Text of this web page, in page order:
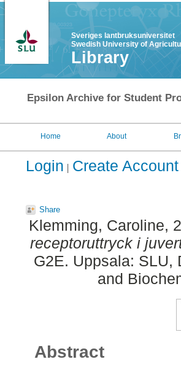
Sveriges lantbruksuniversitet
Swedish University of
Library
Epsilon Archive for Student
Home About
Login Create Account
Share
Klemming, Caroline,
receptoruttryck i
G2E. Uppsala: SLU,
and
Abstract